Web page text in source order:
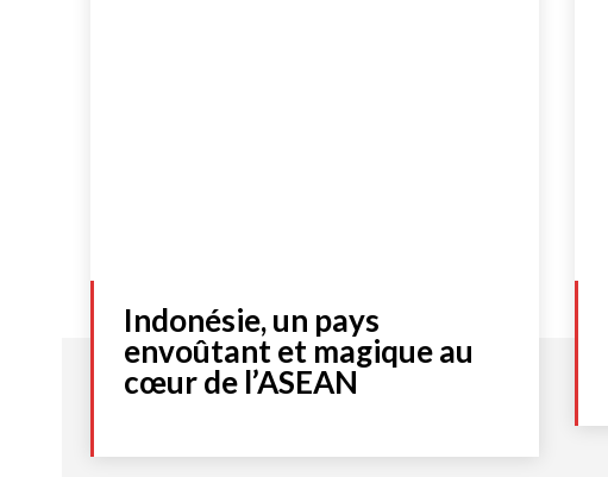
Indonésie, un pays
envoûtant et magique au
cœur de l’ASEAN